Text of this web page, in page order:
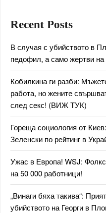
Recent Posts
В случая с убийството в
педофил, а само жертви на
Кобилкина ги разби:
работа, но жените
след секс! (ВИЖ ТУК)
Гореща социология от
Зеленски по рейтинг в
Ужас в Европа! WSJ:
на 50 000 работници!
„Винаги бяха такива“:
убийството на Георги в